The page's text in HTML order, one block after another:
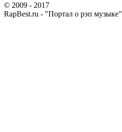
© 2009 - 2017
RapBest.ru - "Портал о рэп музыке"